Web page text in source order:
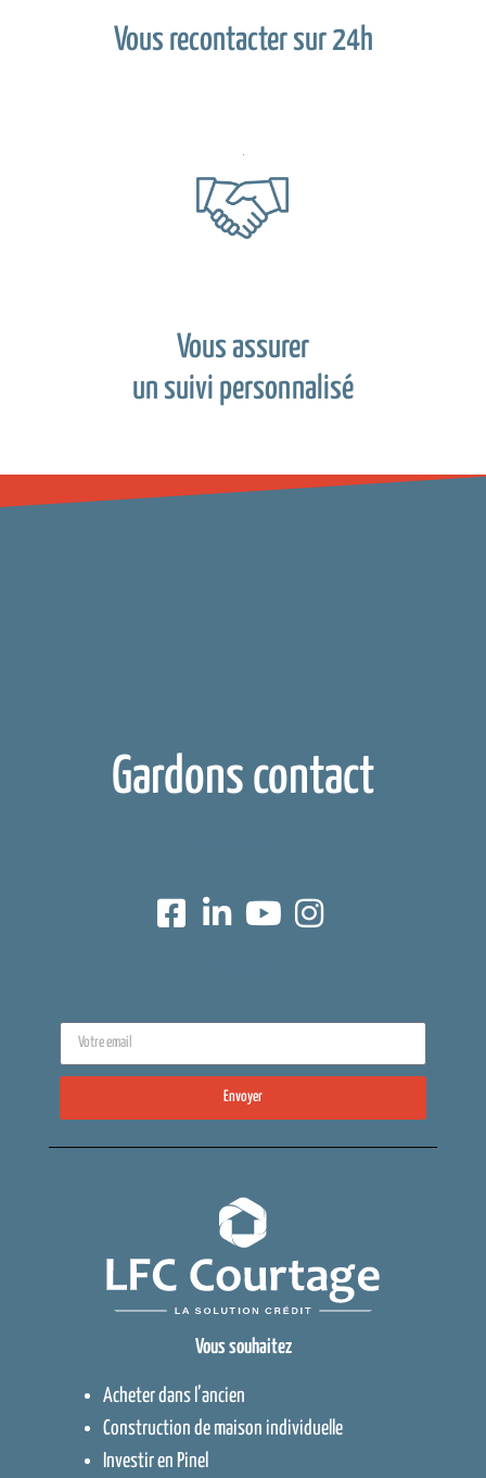
Vous recontacter sur 24h
Vous assurer
un suivi personnalisé
Gardons contact
Envoyer
Vous souhaitez
Acheter dans l’ancien
Construction de maison individuelle
Investir en Pinel